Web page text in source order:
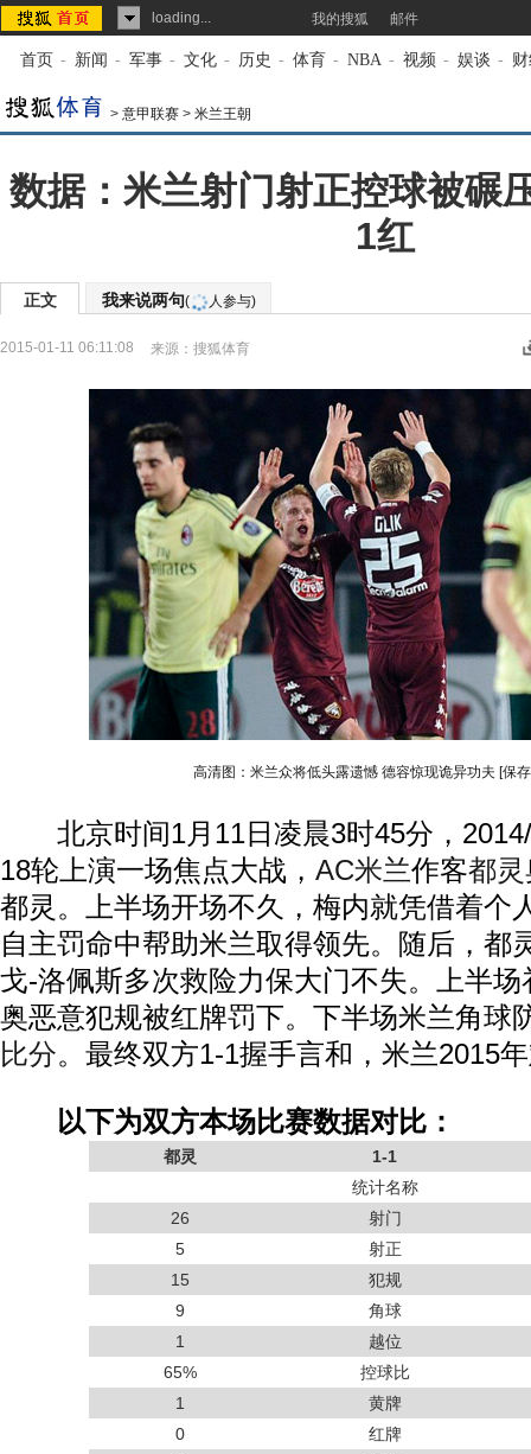
loading... 我的搜狐 邮件
首页 - 新闻 - 军事 - 文化 - 历史 - 体育 - NBA - 视频 - 娱谈 -
> 意甲联赛 > 米兰王朝
数据：米兰射门射正控球被碾
1红
正文 我来说两句( 人参与)
2015-01-11 06:11:08 来源： 搜狐体育
高清图：米兰众将低头露遗憾 德容惊现诡异功夫 [保
北京时间1月11日凌晨3时45分，
18轮上演一场焦点大战， AC米兰作客都灵
都灵。上半场开场不久，梅内就凭借着个
自主罚命中帮助米兰取得领先。随后，都
戈-洛佩斯多次救险力保大门不失。上半
奥恶意犯规被红牌罚下。下半场米兰角球
比分。最终双方1-1握手言和，米兰2015
以下为双方本场比赛数据对比：
都灵
1-1
统计名称
26
射门
5
射正
15
犯规
9
角球
1
越位
65%
控球比
1
黄牌
0
红牌